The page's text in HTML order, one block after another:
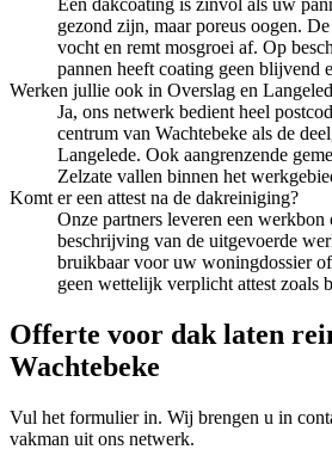
gezond zijn, maar poreus oogen.
vocht en remt mosgroei af. Op
pannen heeft coating geen blijvend
Werken jullie ook in Overslag en
Ja, ons netwerk bedient heel
centrum van Wachtebeke als de
Langelede. Ook aangrenzende
Zelzate vallen binnen het
Komt er een attest na de dakreiniging?
Onze partners leveren een
beschrijving van de uitgevoerde
bruikbaar voor uw woningdossier
geen wettelijk verplicht attest zoals
Offerte voor dak laten
Wachtebeke
Vul het formulier in. Wij brengen u in
vakman uit ons netwerk.